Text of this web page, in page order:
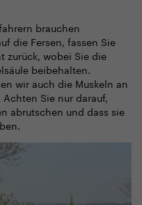
brauchen
die Fersen, fassen Sie
zurück, wobei Sie die
beibehalten.
wir auch die Muskeln an
Sie nur darauf,
abrutschen und dass sie